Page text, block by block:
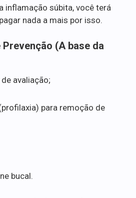
inflamação súbita, você terá
nada a mais por isso.
(A base da
avaliação;
para remoção de
bucal.